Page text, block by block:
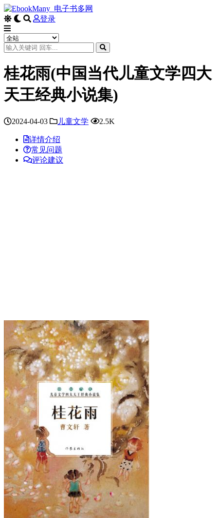
登录
桂花雨(中国当代儿童文学四大
天王经典小说集)
2024-04-03 儿童文学 2.5K
详情介绍
常见问题
评论建议